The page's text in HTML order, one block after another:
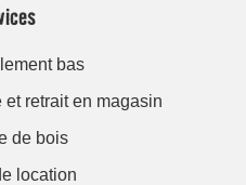
bas
retrait en magasin
de bois
location